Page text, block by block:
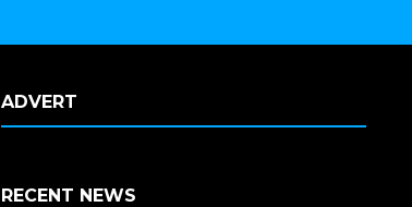
ADVERT
RECENT NEWS